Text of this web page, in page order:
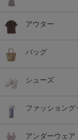
アウター
バッグ
シューズ
ファッショング
アンダーウェア